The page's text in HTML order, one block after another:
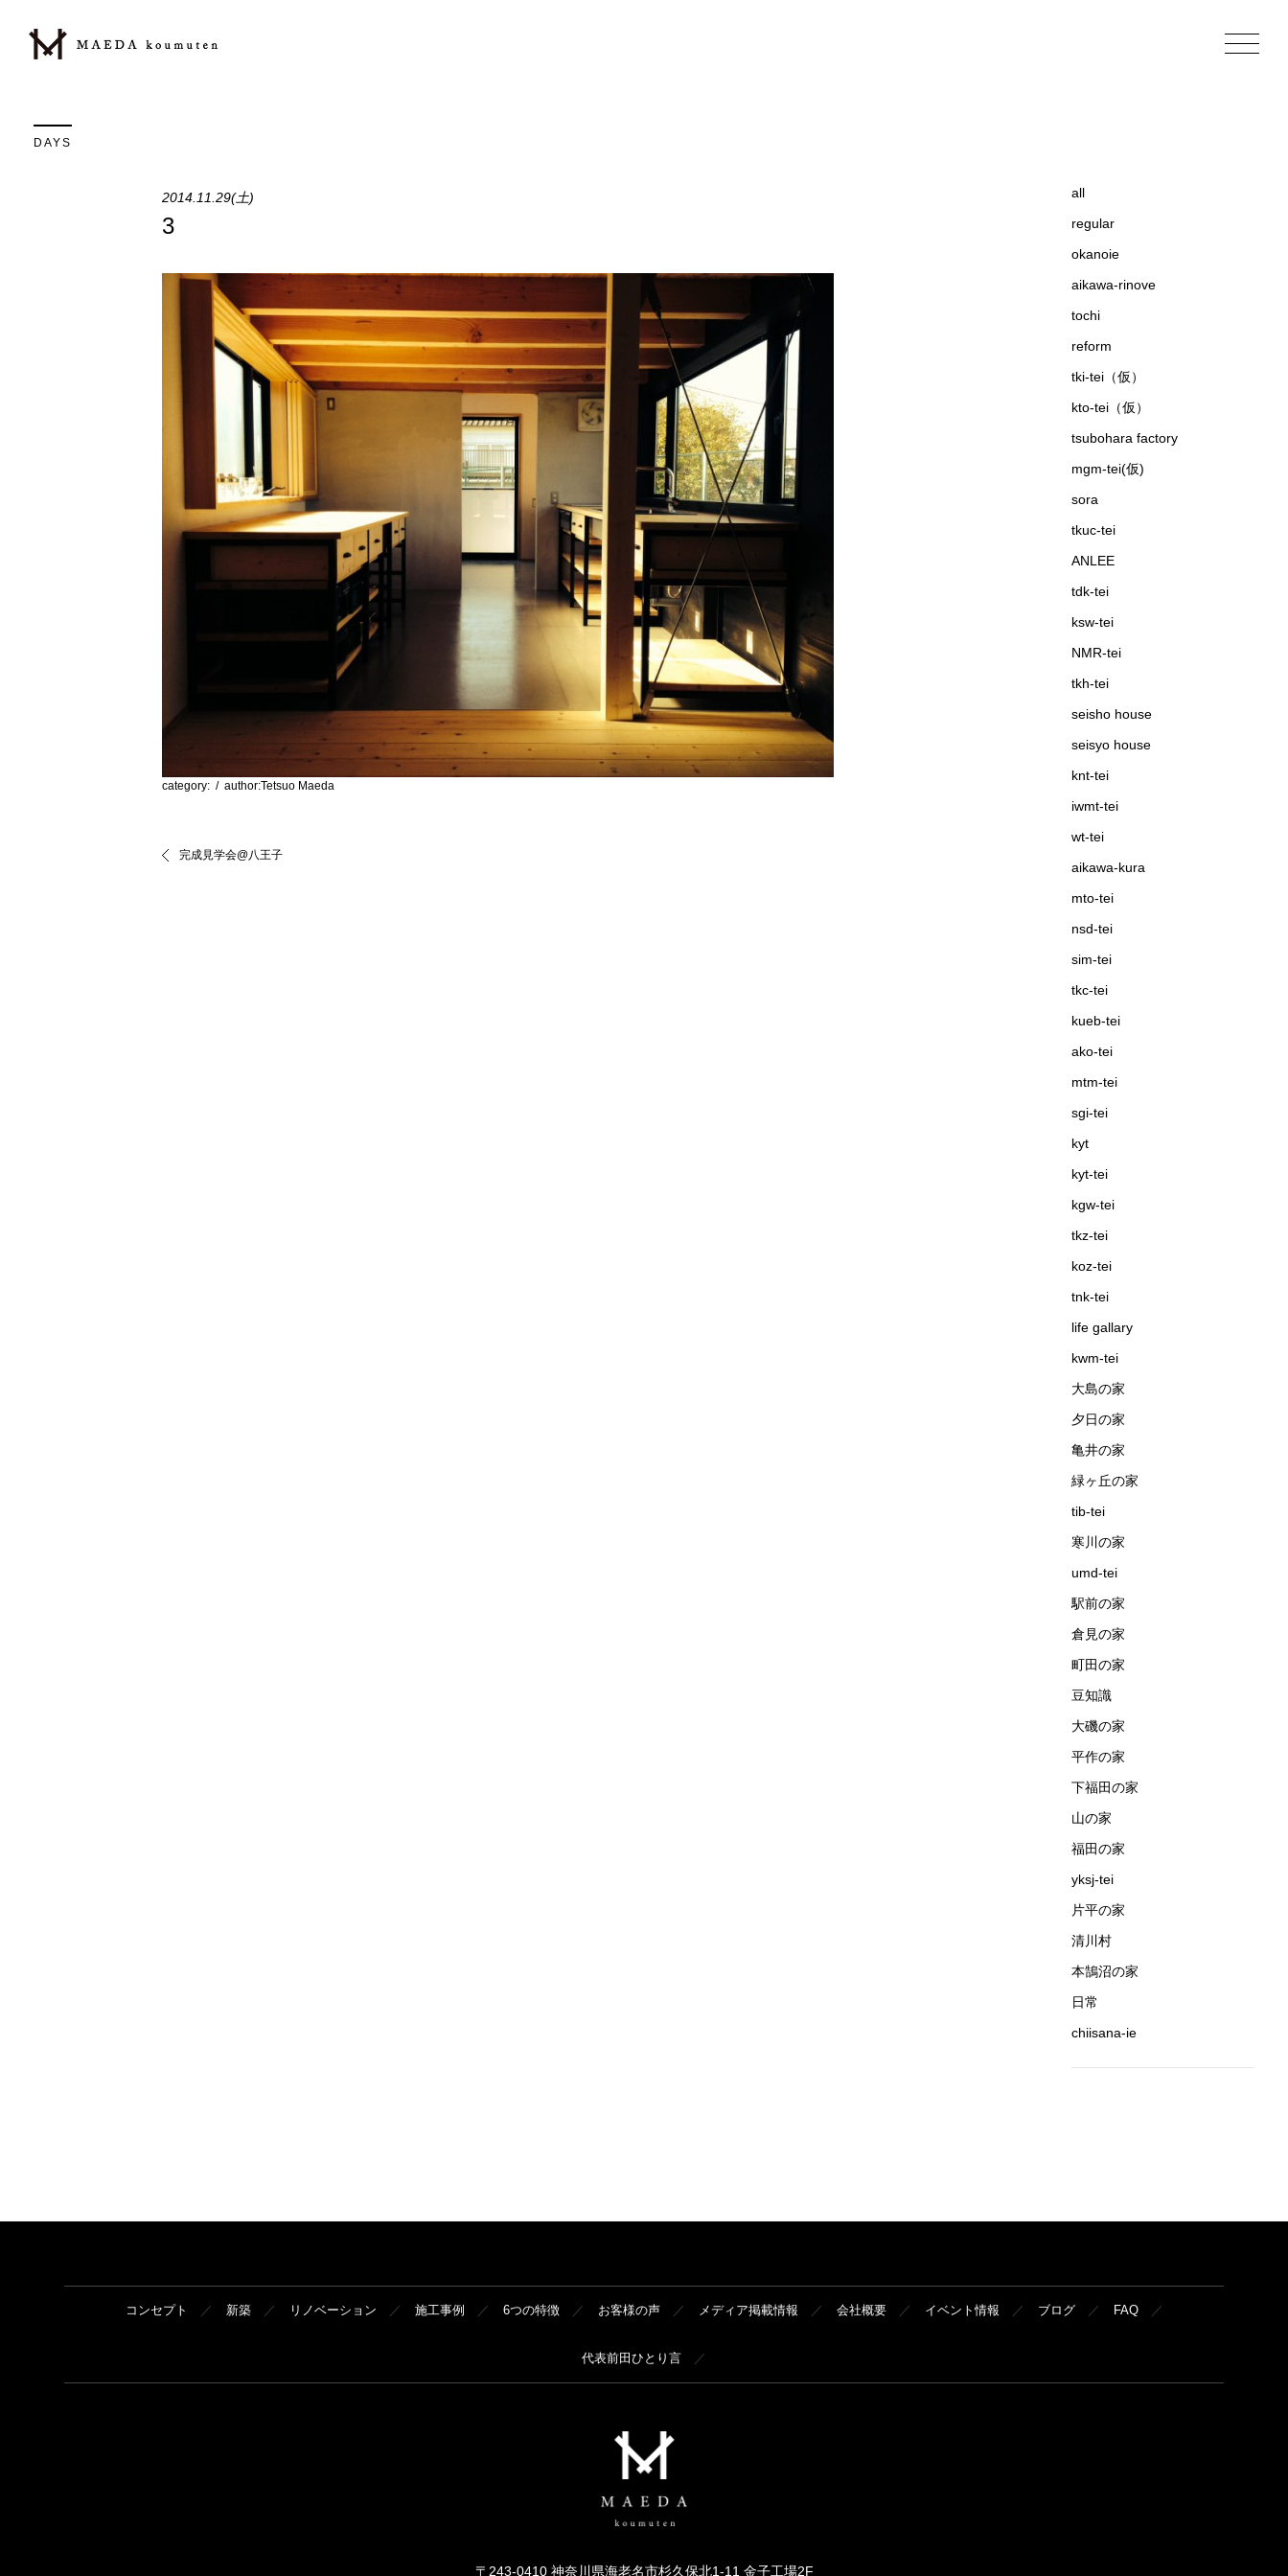
DAYS
2014.11.29(土)
3
category:/ author:Tetsuo Maeda
完成見学会@八王子
all
regular
okanoie
aikawa-rinove
tochi
reform
tki-tei（仮）
kto-tei（仮）
tsubohara factory
mgm-tei(仮)
sora
tkuc-tei
ANLEE
tdk-tei
ksw-tei
NMR-tei
tkh-tei
seisho house
seisyo house
knt-tei
iwmt-tei
wt-tei
aikawa-kura
mto-tei
nsd-tei
sim-tei
tkc-tei
kueb-tei
ako-tei
mtm-tei
sgi-tei
kyt
kyt-tei
kgw-tei
tkz-tei
koz-tei
tnk-tei
life gallary
kwm-tei
大島の家
夕日の家
亀井の家
緑ヶ丘の家
tib-tei
寒川の家
umd-tei
駅前の家
倉見の家
町田の家
豆知識
大磯の家
平作の家
下福田の家
山の家
福田の家
yksj-tei
片平の家
清川村
本鵠沼の家
日常
chiisana-ie
コンセプト 新築 リノベーション 施工事例 6つの特徴 お客様の声 メディア掲載情報 会社概要 イベント情報 ブログ FAQ
代表前田ひとり言
〒243-0410 神奈川県海老名市杉久保北1-11 金子工場2F